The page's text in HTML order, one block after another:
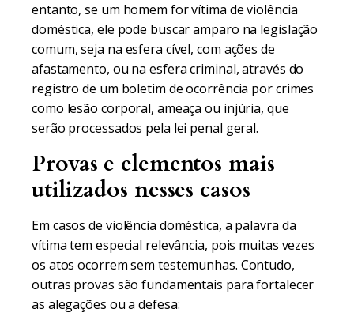
entanto, se um homem for vítima de violência
doméstica, ele pode buscar amparo na legislação
comum, seja na esfera cível, com ações de
afastamento, ou na esfera criminal, através do
registro de um boletim de ocorrência por crimes
como lesão corporal, ameaça ou injúria, que
serão processados pela lei penal geral.
Provas e elementos mais
utilizados nesses casos
Em casos de violência doméstica, a palavra da
vítima tem especial relevância, pois muitas vezes
os atos ocorrem sem testemunhas. Contudo,
outras provas são fundamentais para fortalecer
as alegações ou a defesa: